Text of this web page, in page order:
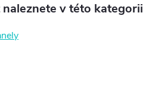
v této kategorii